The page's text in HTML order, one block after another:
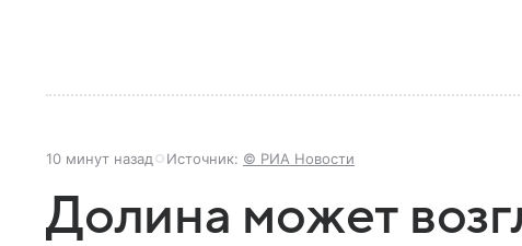
10 минут назад Источник: © РИА Новости
Долина может